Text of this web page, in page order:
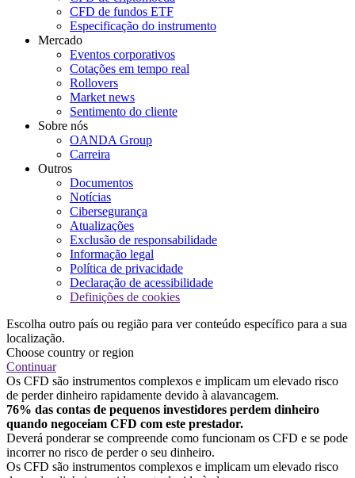
CFD de fundos ETF
Especificação do instrumento
Mercado
Eventos corporativos
Cotações em tempo real
Rollovers
Market news
Sentimento do cliente
Sobre nós
OANDA Group
Carreira
Outros
Documentos
Notícias
Cibersegurança
Atualizações
Exclusão de responsabilidade
Informação legal
Política de privacidade
Declaração de acessibilidade
Definições de cookies
Escolha outro país ou região para ver conteúdo específico para a sua
localização.
Choose country or region
Continuar
Os CFD são instrumentos complexos e implicam um elevado risco
de perder dinheiro rapidamente devido à alavancagem.
76% das contas de pequenos investidores perdem dinheiro
quando negoceiam CFD com este prestador.
Deverá ponderar se compreende como funcionam os CFD e se pode
incorrer no risco de perder o seu dinheiro.
Os CFD são instrumentos complexos e implicam um elevado risco